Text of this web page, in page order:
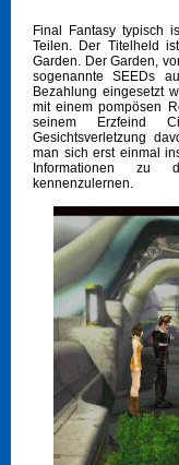
Final Fantasy typisch
Teilen. Der Titelheld
Garden. Der Garden,
sogenannte SEEDs
Bezahlung eingesetzt
mit einem pompösen
seinem Erzfeind
Gesichtsverletzung
man sich erst einmal
Informationen zu
kennenzulernen.